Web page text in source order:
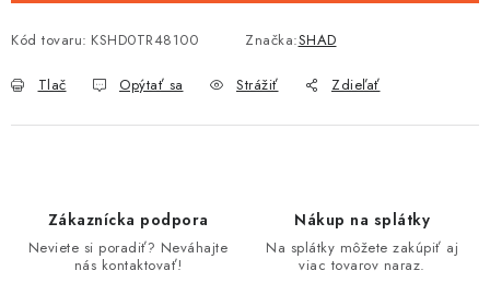
Kód tovaru: KSHD0TR48100 Značka:SHAD
Tlač Opýtať sa Strážiť Zdieľať
Zákaznícka podpora
Neviete si poradiť? Neváhajte
nás kontaktovať!
Nákup na splátky
Na splátky môžete zakúpiť aj
viac tovarov naraz.